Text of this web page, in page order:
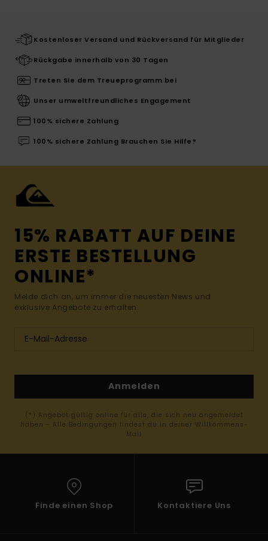
Kostenloser Versand und Rückversand für Mitglieder
Rückgabe innerhalb von 30 Tagen
Treten Sie dem Treueprogramm bei
Unser umweltfreundliches Engagement
100% sichere Zahlung
100% sichere Zahlung Brauchen Sie Hilfe?
15% RABATT AUF DEINE
ERSTE BESTELLUNG
ONLINE*
Melde dich an, um immer die neuesten News und
exklusive Angebote zu erhalten.
Anmelden
(*) Angebot gültig online für alle, die sich neu angemeldet
haben - Alle Bedingungen findest du in deiner Willkommens-
Mail
Finde einen Shop Kontaktiere Uns